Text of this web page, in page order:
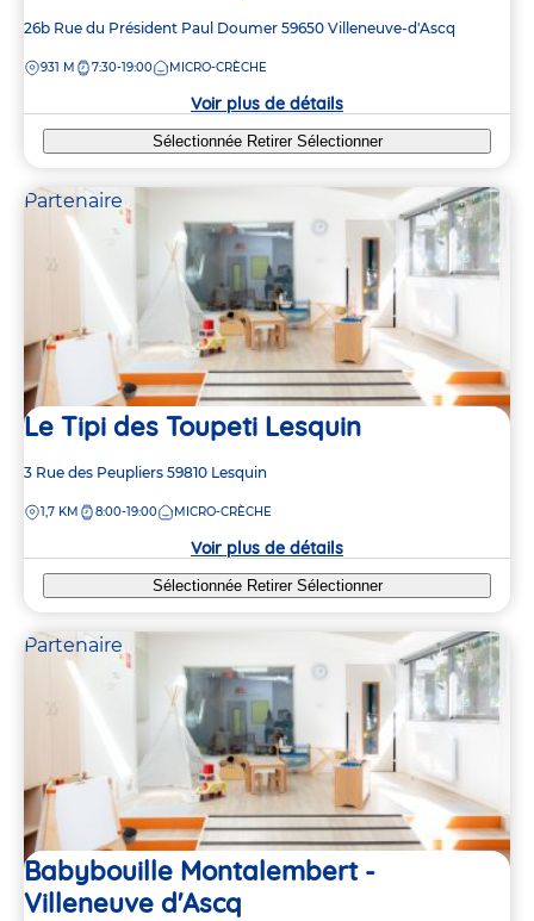
Adresse
la
26b Rue du Président Paul Doumer 59650 Villeneuve-d'Ascq
DISTANCE
931 M 7:30-19:00 MICRO-CRÈCHE
Voir plus de détails
Sélectionnée Retirer Sélectionner
Partenaire
Le Tipi des Toupeti Lesquin
Adresse
la
3 Rue des Peupliers 59810 Lesquin
DISTANCE
1,7 KM 8:00-19:00 MICRO-CRÈCHE
Voir plus de détails
Sélectionnée Retirer Sélectionner
Partenaire
Babybouille Montalembert -
Villeneuve d'Ascq